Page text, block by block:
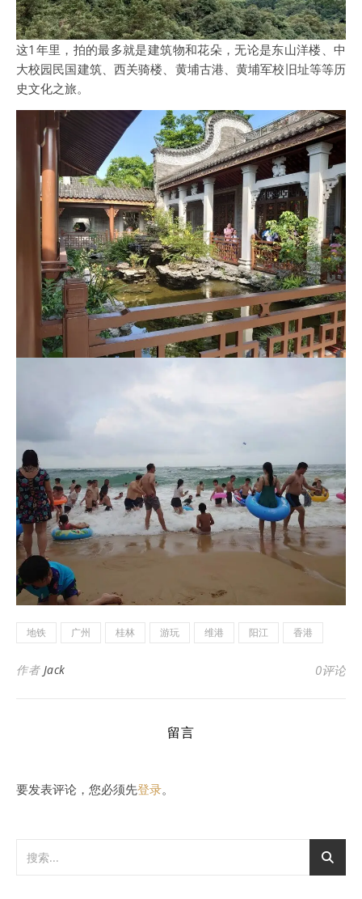
这1年里，拍的最多就是建筑物和花朵，无论是东山洋楼、中
大校园民国建筑、西关骑楼、黄埔古港、黄埔军校旧址等等历
史文化之旅。
地铁 广州 桂林 游玩 维港 阳江 香港
作者 Jack 0评论
留言
要发表评论，您必须先登录。